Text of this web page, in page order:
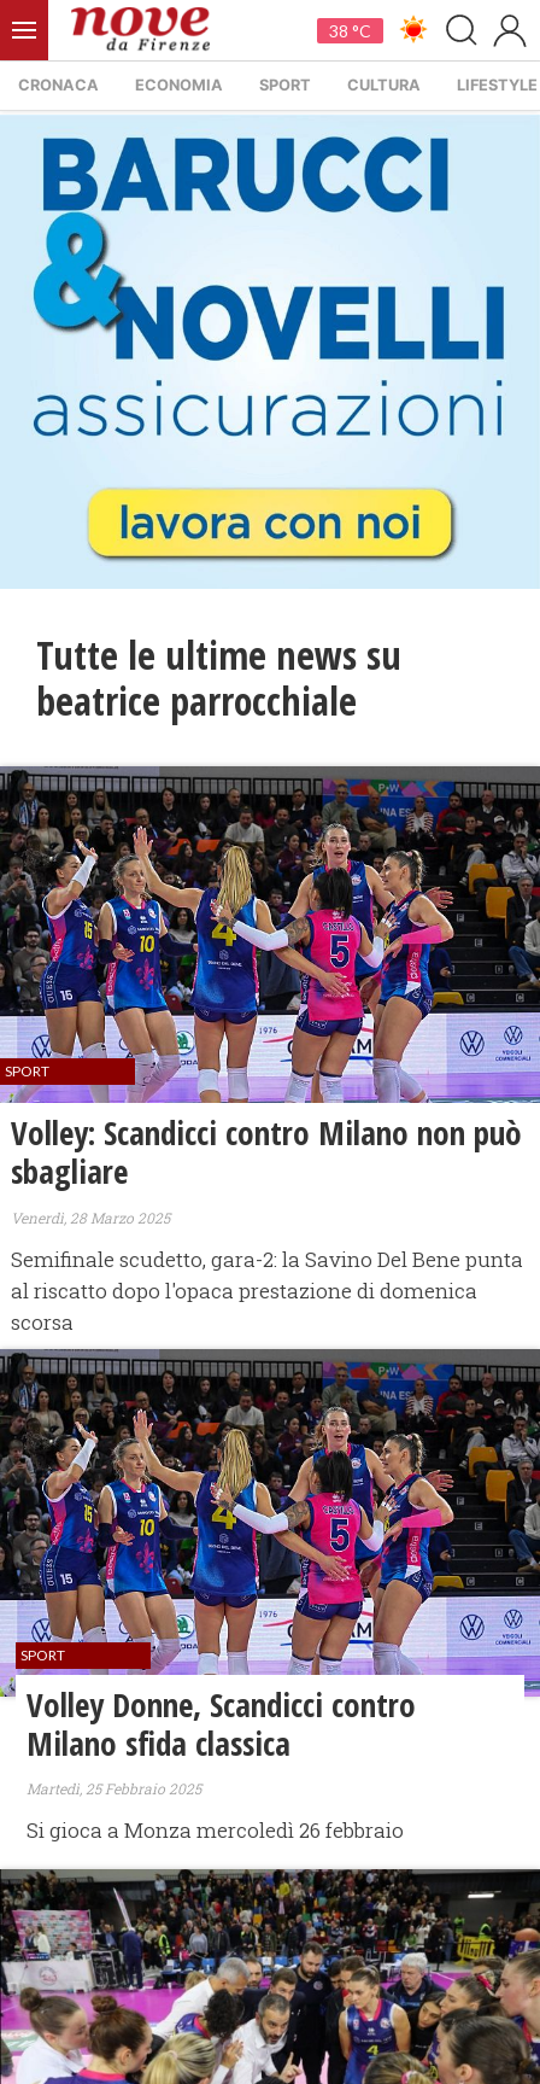
38 °C
CRONACA ECONOMIA SPORT CULTURA LIFESTYLE
Tutte le ultime news su
beatrice parrocchiale
SPORT
Volley: Scandicci contro Milano non può
sbagliare
Venerdì, 28 Marzo 2025
Semifinale scudetto, gara-2: la Savino Del Bene punta
al riscatto dopo l'opaca prestazione di domenica
scorsa
SPORT
Volley Donne, Scandicci contro
Milano sfida classica
Martedì, 25 Febbraio 2025
Si gioca a Monza mercoledì 26 febbraio